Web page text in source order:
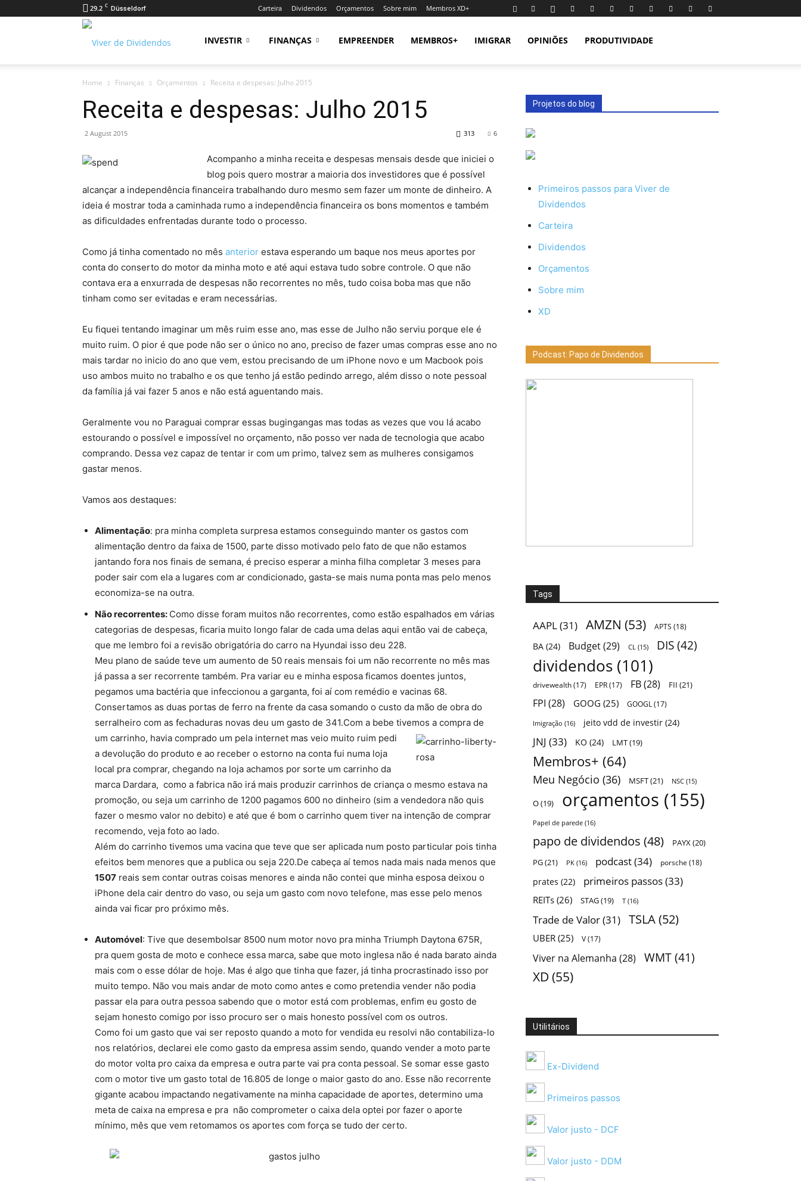
29.2 C Düsseldorf Carteira Dividendos Orçamentos Sobre mim Membros XD+
de
INVESTIR FINANÇAS EMPREENDER MEMBROS+ IMIGRAR OPINIÕES PRODUTIVIDADE
Home Finanças Orçamentos Receita e despesas: Julho 2015
Receita e despesas: Julho 2015
2 August 2015 6
313
Acompanho a minha receita e despesas mensais desde que iniciei o
blog pois quero mostrar a maioria dos investidores que é possível
alcançar a independência financeira trabalhando duro mesmo sem fazer um monte de dinheiro. A
ideia é mostrar toda a caminhada rumo a independência financeira os bons momentos e também
as dificuldades enfrentadas durante todo o processo.
Como já tinha comentado no mês anterior estava esperando um baque nos meus aportes por
conta do conserto do motor da minha moto e até aqui estava tudo sobre controle. O que não
contava era a enxurrada de despesas não recorrentes no mês, tudo coisa boba mas que não
tinham como ser evitadas e eram necessárias.
Eu fiquei tentando imaginar um mês ruim esse ano, mas esse de Julho não serviu porque ele é
muito ruim. O pior é que pode não ser o único no ano, preciso de fazer umas compras esse ano no
mais tardar no inicio do ano que vem, estou precisando de um iPhone novo e um Macbook pois
uso ambos muito no trabalho e os que tenho já estão pedindo arrego, além disso o note pessoal
da família já vai fazer 5 anos e não está aguentando mais.
Geralmente vou no Paraguai comprar essas bugingangas mas todas as vezes que vou lá acabo
estourando o possível e impossível no orçamento, não posso ver nada de tecnologia que acabo
comprando. Dessa vez capaz de tentar ir com um primo, talvez sem as mulheres consigamos
gastar menos.
Vamos aos destaques:
Alimentação: pra minha completa surpresa estamos conseguindo manter os gastos com
alimentação dentro da faixa de 1500, parte disso motivado pelo fato de que não estamos
jantando fora nos finais de semana, é preciso esperar a minha filha completar 3 meses para
poder sair com ela a lugares com ar condicionado, gasta-se mais numa ponta mas pelo menos
economiza-se na outra.
Não recorrentes: Como disse foram muitos não recorrentes, como estão espalhados em várias
categorias de despesas, ficaria muito longo falar de cada uma delas aqui então vai de cabeça,
que me lembro foi a revisão obrigatória do carro na Hyundai isso deu 228.
Meu plano de saúde teve um aumento de 50 reais mensais foi um não recorrente no mês mas
já passa a ser recorrente também. Pra variar eu e minha esposa ficamos doentes juntos,
pegamos uma bactéria que infeccionou a garganta, foi aí com remédio e vacinas 68.
Consertamos as duas portas de ferro na frente da casa somando o custo da mão de obra do
serralheiro com as fechaduras novas deu um gasto de 341.Com a bebe tivemos a compra de
um carrinho, havia comprado um pela internet mas veio muito ruim pedi
a devolução do produto e ao receber o estorno na conta fui numa loja
local pra comprar, chegando na loja achamos por sorte um carrinho da
marca Dardara, como a fabrica não irá mais produzir carrinhos de criança o mesmo estava na
promoção, ou seja um carrinho de 1200 pagamos 600 no dinheiro (sim a vendedora não quis
fazer o mesmo valor no debito) e até que é bom o carrinho quem tiver na intenção de comprar
recomendo, veja foto ao lado.
Além do carrinho tivemos uma vacina que teve que ser aplicada num posto particular pois tinha
efeitos bem menores que a publica ou seja 220.De cabeça aí temos nada mais nada menos que
1507 reais sem contar outras coisas menores e ainda não contei que minha esposa deixou o
iPhone dela cair dentro do vaso, ou seja um gasto com novo telefone, mas esse pelo menos
ainda vai ficar pro próximo mês.
Automóvel: Tive que desembolsar 8500 num motor novo pra minha Triumph Daytona 675R,
pra quem gosta de moto e conhece essa marca, sabe que moto inglesa não é nada barato ainda
mais com o esse dólar de hoje. Mas é algo que tinha que fazer, já tinha procrastinado isso por
muito tempo. Não vou mais andar de moto como antes e como pretendia vender não podia
passar ela para outra pessoa sabendo que o motor está com problemas, enfim eu gosto de
sejam honesto comigo por isso procuro ser o mais honesto possível com os outros.
Como foi um gasto que vai ser reposto quando a moto for vendida eu resolvi não contabiliza-lo
nos relatórios, declarei ele como gasto da empresa assim sendo, quando vender a moto parte
do motor volta pro caixa da empresa e outra parte vai pra conta pessoal. Se somar esse gasto
com o motor tive um gasto total de 16.805 de longe o maior gasto do ano. Esse não recorrente
gigante acabou impactando negativamente na minha capacidade de aportes, determino uma
meta de caixa na empresa e pra não comprometer o caixa dela optei por fazer o aporte
mínimo, mês que vem retomamos os aportes com força se tudo der certo.
Projetos do blog
Primeiros passos para Viver de
Dividendos
Carteira
Dividendos
Orçamentos
Sobre mim
XD
Podcast: Papo de Dividendos
Tags
AAPL(31) AMZN (53) APTS (18)
BA (24) Budget(29) CL (15) DIS (42)
dividendos (101)
drivewealth(17) EPR(17) FB(28) FII (21)
FPI (28) GOOG (25) GOOGL (17)
Imigração (16) jeito vdd de investir (24)
JNJ (33) KO (24) LMT(19)
Membros+ (64)
Meu Negócio (36) MSFT(21) NSC (15)
O(19) orçamentos (155)
Papel de parede (16)
papo de dividendos (48) PAYX(20)
PG(21) PK (16) podcast(34) porsche (18)
prates (22) primeiros passos(33)
REITs (26) STAG(19) T (16)
Trade de Valor(31) TSLA(52)
UBER (25) V(17)
Viver na Alemanha (28) WMT (41)
XD (55)
Utilitários
Ex-Dividend
Primeiros passos
Valor justo - DCF
Valor justo - DDM